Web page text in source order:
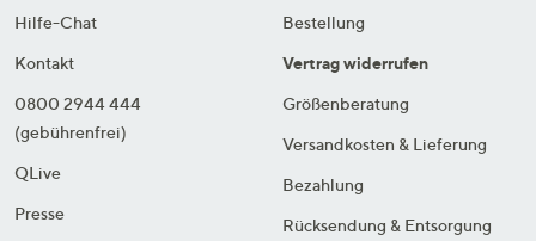
Hilfe-Chat
Kontakt
0800 2944 444
(gebührenfrei)
QLive
Presse
Bestellung
Vertrag widerrufen
Größenberatung
Versandkosten & Lieferung
Bezahlung
Rücksendung & Entsorgung